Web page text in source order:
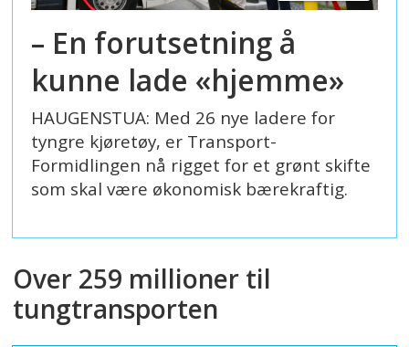
AI, men gjennomlest av en journalist.
– En forutsetning å
kunne lade «hjemme»
HAUGENSTUA: Med 26 nye ladere for
tyngre kjøretøy, er Transport-
Formidlingen nå rigget for et grønt skifte
som skal være økonomisk bærekraftig.
Over 259 millioner til
tungtransporten